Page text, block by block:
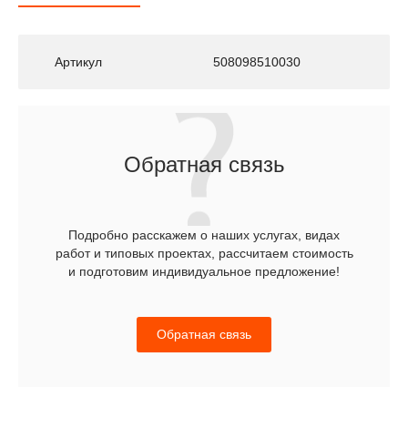
Артикул 508098510030
Обратная связь
Подробно расскажем о наших услугах, видах
работ и типовых проектах, рассчитаем стоимость
и подготовим индивидуальное предложение!
Обратная связь